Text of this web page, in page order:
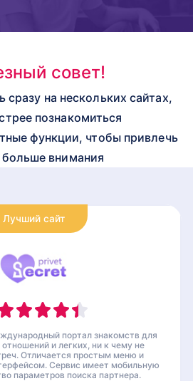
совет!
сразу на нескольких сайтах,
познакомиться
функции, чтобы привлечь
больше внимания
Лучший сайт
портал знакомств для
и легких, ни к чему не
Отличается простым меню и
Сервис имеет мобильную
параметров поиска партнера.